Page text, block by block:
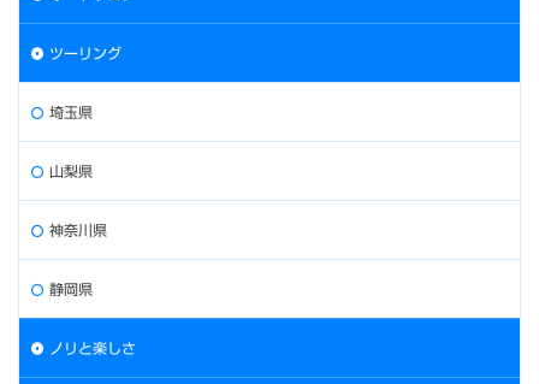
ツーリング
埼玉県
山梨県
神奈川県
静岡県
ノリと楽しさ